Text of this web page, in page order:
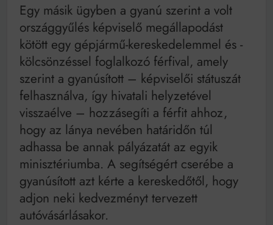
Egy másik ügyben a gyanú szerint a volt
országgyűlés képviselő megállapodást
kötött egy gépjármű-kereskedelemmel és -
kölcsönzéssel foglalkozó férfival, amely
szerint a gyanúsított – képviselői státuszát
felhasználva, így hivatali helyzetével
visszaélve – hozzásegíti a férfit ahhoz,
hogy az lánya nevében határidőn túl
adhassa be annak pályázatát az egyik
minisztériumba. A segítségért cserébe a
gyanúsított azt kérte a kereskedőtől, hogy
adjon neki kedvezményt tervezett
autóvásárlásakor.